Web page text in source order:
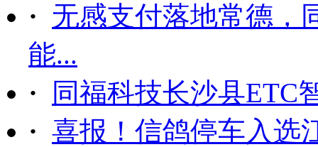
· 无感支付落地常德，
能...
·
同福科技长沙县ETC
· 喜报！信鸽停车入选